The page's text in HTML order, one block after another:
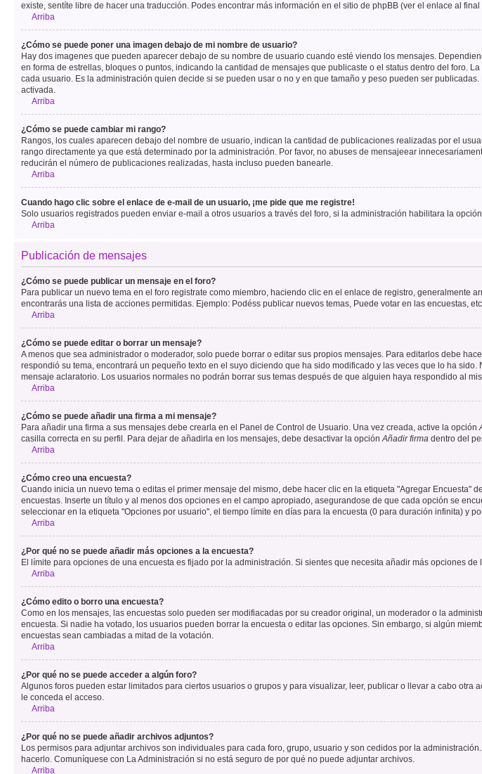
existe, sentíte libre de hacer una traducción. Podes encontrar más información en el sitio de phpBB (ver el enlace al
Arriba
¿Cómo se puede poner una imagen debajo de mi nombre de usuario?
Hay dos imagenes que pueden aparecer debajo de su nombre de usuario cuando esté viendo los mensajes.
en forma de estrellas, bloques o puntos, indicando la cantidad de mensajes que publicaste o el status dentro del foro.
cada usuario. Es la administración quien decide si se pueden usar o no y en que tamaño y peso pueden ser
activada.
Arriba
¿Cómo se puede cambiar mi rango?
Rangos, los cuales aparecen debajo del nombre de usuario, indican la cantidad de publicaciones realizadas por el
rango directamente ya que está determinado por la administración. Por favor, no abuses de mensajeear
reducirán el número de publicaciones realizadas, hasta incluso pueden banearle.
Arriba
Cuando hago clic sobre el enlace de e-mail de un usuario, ¡me pide que me registre!
Solo usuarios registrados pueden enviar e-mail a otros usuarios a través del foro, si la administración habilitara la
Arriba
Publicación de mensajes
¿Cómo se puede publicar un mensaje en el foro?
Para publicar un nuevo tema en el foro registrate como miembro, haciendo clic en el enlace de registro,
encontrarás una lista de acciones permitidas. Ejemplo: Podéss publicar nuevos temas, Puede votar en las encuestas,
Arriba
¿Cómo se puede editar o borrar un mensaje?
A menos que sea administrador o moderador, solo puede borrar o editar sus propios mensajes. Para editarlos debe
respondió su tema, encontrará un pequeño texto en el suyo diciendo que ha sido modificado y las veces que lo ha
mensaje aclaratorio. Los usuarios normales no podrán borrar sus temas después de que alguien haya respondido al
Arriba
¿Cómo se puede añadir una firma a mi mensaje?
Para añadir una firma a sus mensajes debe crearla en el Panel de Control de Usuario. Una vez creada, active la opción
casilla correcta en su perfil. Para dejar de añadirla en los mensajes, debe desactivar la opciónAñadir firma dentro del
Arriba
¿Cómo creo una encuesta?
Cuando inicia un nuevo tema o editas el primer mensaje del mismo, debe hacer clic en la etiqueta "Agregar
encuestas. Inserte un título y al menos dos opciones en el campo apropiado, asegurandose de que cada opción se
seleccionar en la etiqueta "Opciones por usuario", el tiempo límite en días para la encuesta (0 para duración infinita) y
Arriba
¿Por qué no se puede añadir más opciones a la encuesta?
El límite para opciones de una encuesta es fijado por la administración. Si sientes que necesita añadir más opciones
Arriba
¿Cómo edito o borro una encuesta?
Como en los mensajes, las encuestas solo pueden ser modifiacadas por su creador original, un moderador o la
encuesta. Si nadie ha votado, los usuarios pueden borrar la encuesta o editar las opciones. Sin embargo, si algún
encuestas sean cambiadas a mitad de la votación.
Arriba
¿Por qué no se puede acceder a algún foro?
Algunos foros pueden estar limitados para ciertos usuarios o grupos y para visualizar, leer, publicar o llevar a cabo
le conceda el acceso.
Arriba
¿Por qué no se puede añadir archivos adjuntos?
Los permisos para adjuntar archivos son individuales para cada foro, grupo, usuario y son cedidos por la
hacerlo. Comuníquese con La Administración si no está seguro de por qué no puede adjuntar archivos.
Arriba